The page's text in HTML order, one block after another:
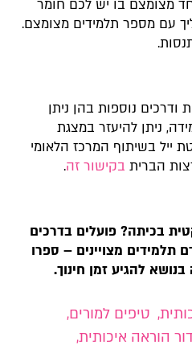
מצומצם בו יש לכם חומר
עם מספר תלמידים מצומצם.
ודרכים נוספות בהן ניתן
ניתן להיעזר במצגת
ייל בשיתוף המרכז הלאומי
הברית בקישור זה.
בכיתה? פועלים בדרכים
תלמידים מצויינים – ספרו
להגיע זמן חינוך.
, טיפים למורים,
הוראה איכותית,